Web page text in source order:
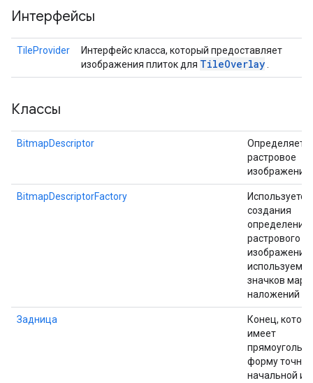
Интерфейсы
TileProvider
Интерфейс класса, который предоставляет
изображения плиток для TileOverlay
Классы
BitmapDescriptor
Определяет
растровое
изображение.
BitmapDescriptorFactory
создания
определения
растрового
изображения,
значков
наложений
Задница
Конец,
имеет
форму точно
начальной